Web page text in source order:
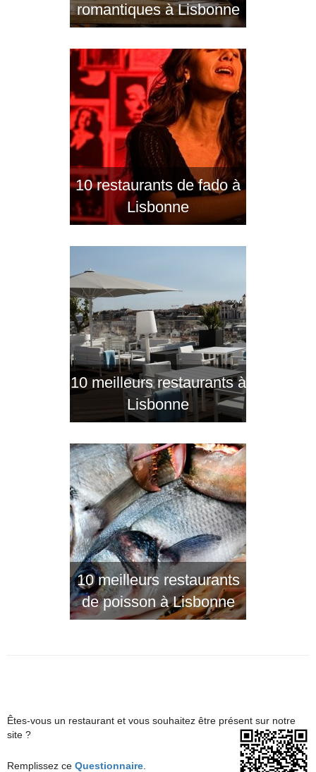
romantiques à Lisbonne
10 restaurants de fado à
Lisbonne
10 meilleurs restaurants à
Lisbonne
10 meilleurs restaurants
de poisson à Lisbonne
Êtes-vous un restaurant et vous souhaitez être présent sur notre
site ?
Remplissez ce Questionnaire